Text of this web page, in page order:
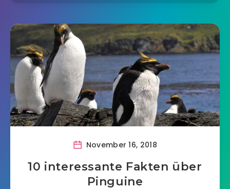
November 16, 2018
10 interessante Fakten über
Pinguine